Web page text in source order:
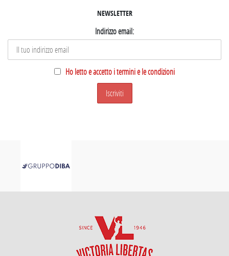
NEWSLETTER
Indirizzo email:
Ho letto e accetto i termini e le condizioni